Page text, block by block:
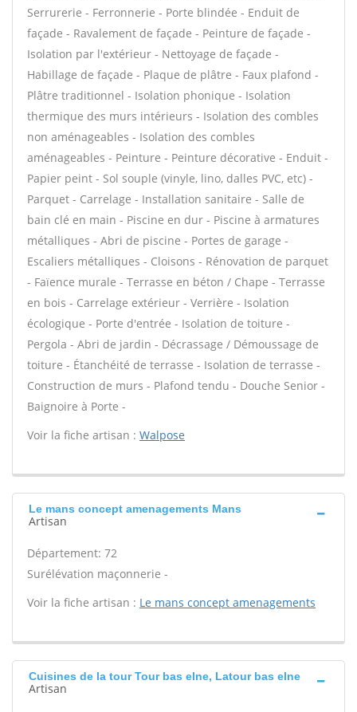
Serrurerie - Ferronnerie - Porte blindée - Enduit de
façade - Ravalement de façade - Peinture de façade -
Isolation par l'extérieur - Nettoyage de façade -
Habillage de façade - Plaque de plâtre - Faux plafond -
Plâtre traditionnel - Isolation phonique - Isolation
thermique des murs intérieurs - Isolation des combles
non aménageables - Isolation des combles
aménageables - Peinture - Peinture décorative - Enduit -
Papier peint - Sol souple (vinyle, lino, dalles PVC, etc) -
Parquet - Carrelage - Installation sanitaire - Salle de
bain clé en main - Piscine en dur - Piscine à armatures
métalliques - Abri de piscine - Portes de garage -
Escaliers métalliques - Cloisons - Rénovation de parquet
- Faïence murale - Terrasse en béton / Chape - Terrasse
en bois - Carrelage extérieur - Verrière - Isolation
écologique - Porte d'entrée - Isolation de toiture -
Pergola - Abri de jardin - Décrassage / Démoussage de
toiture - Étanchéité de terrasse - Isolation de terrasse -
Construction de murs - Plafond tendu - Douche Senior -
Baignoire à Porte -
Voir la fiche artisan : Walpose
Le mans concept amenagements Mans
Artisan
Département: 72
Surélévation maçonnerie -
Voir la fiche artisan : Le mans concept amenagements
Cuisines de la tour Tour bas elne, Latour bas elne
Artisan